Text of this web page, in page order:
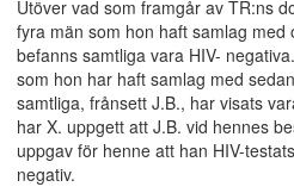
Utöver vad som framgår av TR:ns
fyra män som hon haft samlag med
befanns samtliga vara HIV-
som hon har haft samlag med
samtliga, frånsett J.B., har visats
har X. uppgett att J.B. vid hennes
uppgav för henne att han HIV-
negativ.